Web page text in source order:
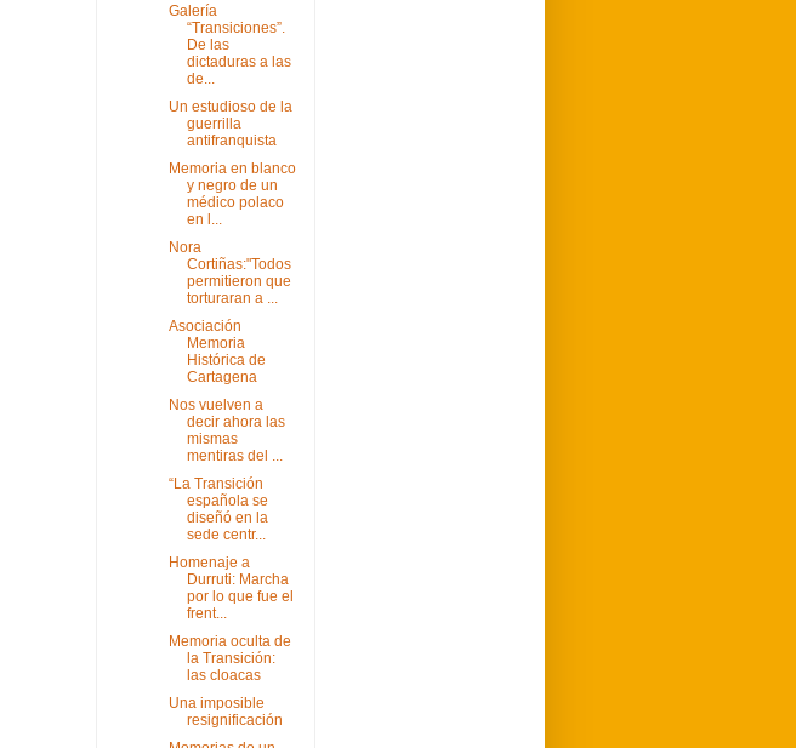
Galería
“Transiciones”.
De las
dictaduras a las
de...
Un estudioso de la
guerrilla
antifranquista
Memoria en blanco
y negro de un
médico polaco
en l...
Nora
Cortiñas:"Todos
permitieron que
torturaran a ...
Asociación
Memoria
Histórica de
Cartagena
Nos vuelven a
decir ahora las
mismas
mentiras del ...
“La Transición
española se
diseñó en la
sede centr...
Homenaje a
Durruti: Marcha
por lo que fue el
frent...
Memoria oculta de
la Transición:
las cloacas
Una imposible
resignificación